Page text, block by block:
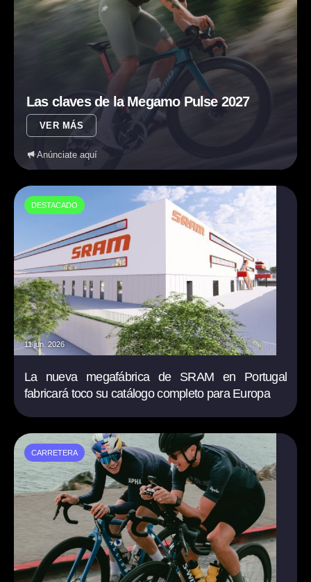
Las claves de la Megamo Pulse 2027
VER MÁS
Anúnciate aquí
DESTACADO
11 jun. 2026
La nueva megafábrica de SRAM en Portugal
fabricará toco su catálogo completo para Europa
CARRETERA